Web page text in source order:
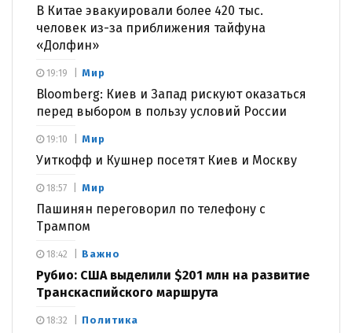
В Китае эвакуировали более 420 тыс.
человек из-за приближения тайфуна
«Долфин»
Мир
Bloomberg: Киев и Запад рискуют оказаться
перед выбором в пользу условий России
19:19
Мир
Уиткофф и Кушнер посетят Киев и Москву
19:10
Мир
Пашинян переговорил по телефону с
Трампом
18:57
Важно
Рубио: США выделили $201 млн на развитие
Транскаспийского маршрута
18:42
Политика
18:32